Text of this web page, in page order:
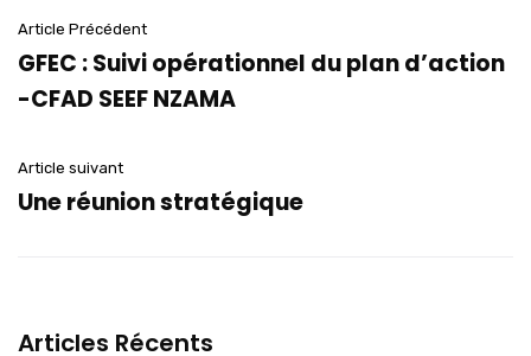
Article Précédent
GFEC : Suivi opérationnel du plan d’action
-CFAD SEEF NZAMA
Article suivant
Une réunion stratégique
Articles Récents